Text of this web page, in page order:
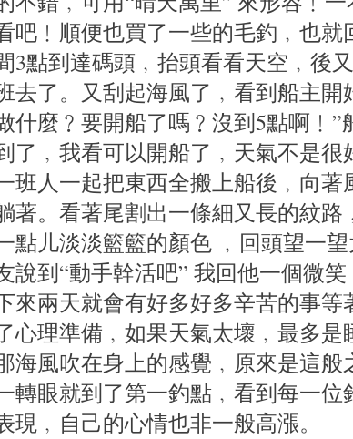
吧﹗順便也買了一些的毛釣﹐也
3點到達碼頭﹐抬頭看看天空﹐後
去了。又刮起海風了﹐看到船主開
什麼﹖要開船了嗎﹖沒到5點啊
了﹐我看可以開船了﹐天氣不是很
班人一起把東西全搬上船後﹐向
著。看著尾割出一條細又長的紋
點儿淡淡籃籃的顏色 ﹐回頭望一
說到“動手幹活吧” 我回他一個微
來兩天就會有好多好多辛苦的事等
心理準備﹐如果天氣太壞﹐最多
海風吹在身上的感覺﹐原來是這般
轉眼就到了第一釣點﹐看到每一
現﹐自己的心情也非一般高漲。